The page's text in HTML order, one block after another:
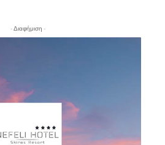
- Διαφήμιση -